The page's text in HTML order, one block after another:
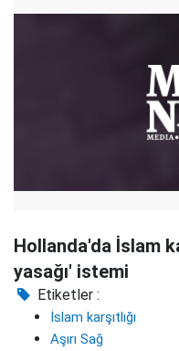
Hollanda'da İslam
yasağı' istemi
Etiketler :
İslam karşıtlığı
Aşırı Sağ